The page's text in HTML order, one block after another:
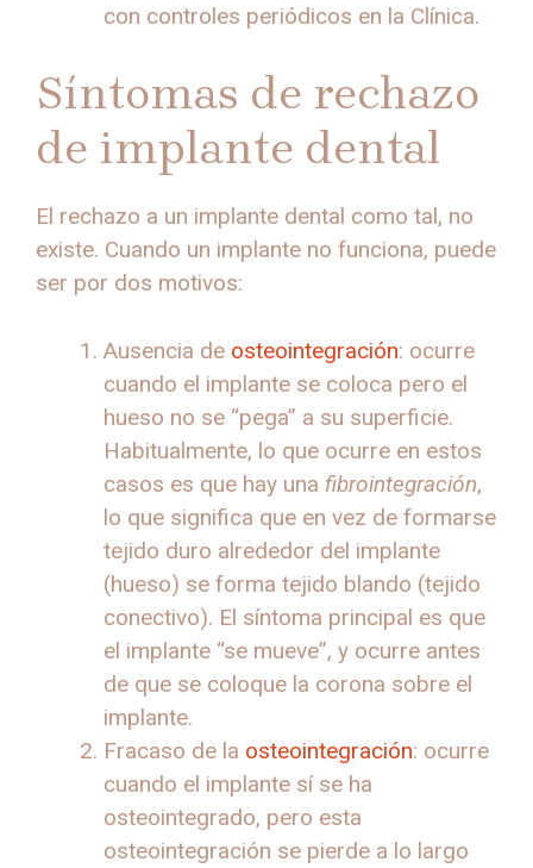
con controles periódicos en la Clínica.
Síntomas de rechazo
de implante dental
El rechazo a un implante dental como tal, no
existe. Cuando un implante no funciona, puede
ser por dos motivos:
Ausencia de osteointegración: ocurre
cuando el implante se coloca pero el
hueso no se “pega” a su superficie.
Habitualmente, lo que ocurre en estos
casos es que hay una fibrointegración,
lo que significa que en vez de formarse
tejido duro alrededor del implante
(hueso) se forma tejido blando (tejido
conectivo). El síntoma principal es que
el implante “se mueve”, y ocurre antes
de que se coloque la corona sobre el
implante.
Fracaso de la osteointegración: ocurre
cuando el implante sí se ha
osteointegrado, pero esta
osteointegración se pierde a lo largo